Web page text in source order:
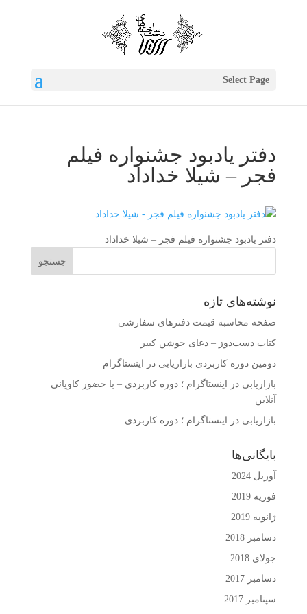
Select Page
دفتر یادبود جشنواره فیلم
فجر – شیلا خداداد
دفتر یادبود جشنواره فیلم فجر – شیلا خداداد
نوشته‌های تازه
صفحه محاسبه قیمت دفترهای سفارشی
کتاب دست‌دوز – دعای جوشن کبیر
دومین دوره کاربردی بازاریابی در اینستاگرام
بازاریابی در اینستاگرام ؛ دوره کاربردی – با حضور کاویانی
آنلاین
بازاریابی در اینستاگرام ؛ دوره کاربردی
بایگانی‌ها
آوریل 2024
فوریه 2019
ژانویه 2019
دسامبر 2018
جولای 2018
دسامبر 2017
سپتامبر 2017